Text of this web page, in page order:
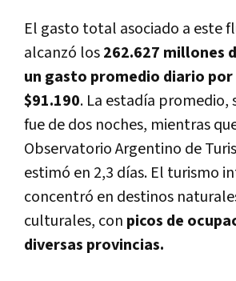
El gasto total asociado a este
alcanzó los262.627 millones
un gasto promedio diario por
$91.190. La estadía promedio,
fue de dos noches, mientras
Observatorio Argentino de
estimó en 2,3 días. El turismo
concentró en destinos
culturales, con picos de
diversas provincias.